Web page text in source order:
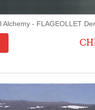
Alchemy - FLAGEOLLET